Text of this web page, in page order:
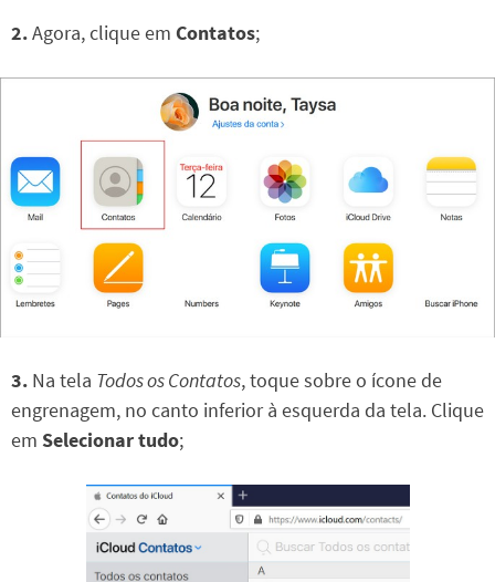
2.Agora, clique em Contatos;
3. Na tela Todos os Contatos, toque sobre o ícone de
engrenagem, no canto inferior à esquerda da tela. Clique
em Selecionar tudo;